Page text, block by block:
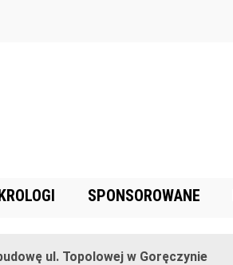
SPONSOROWANE
ul. Topolowej w Goręczynie